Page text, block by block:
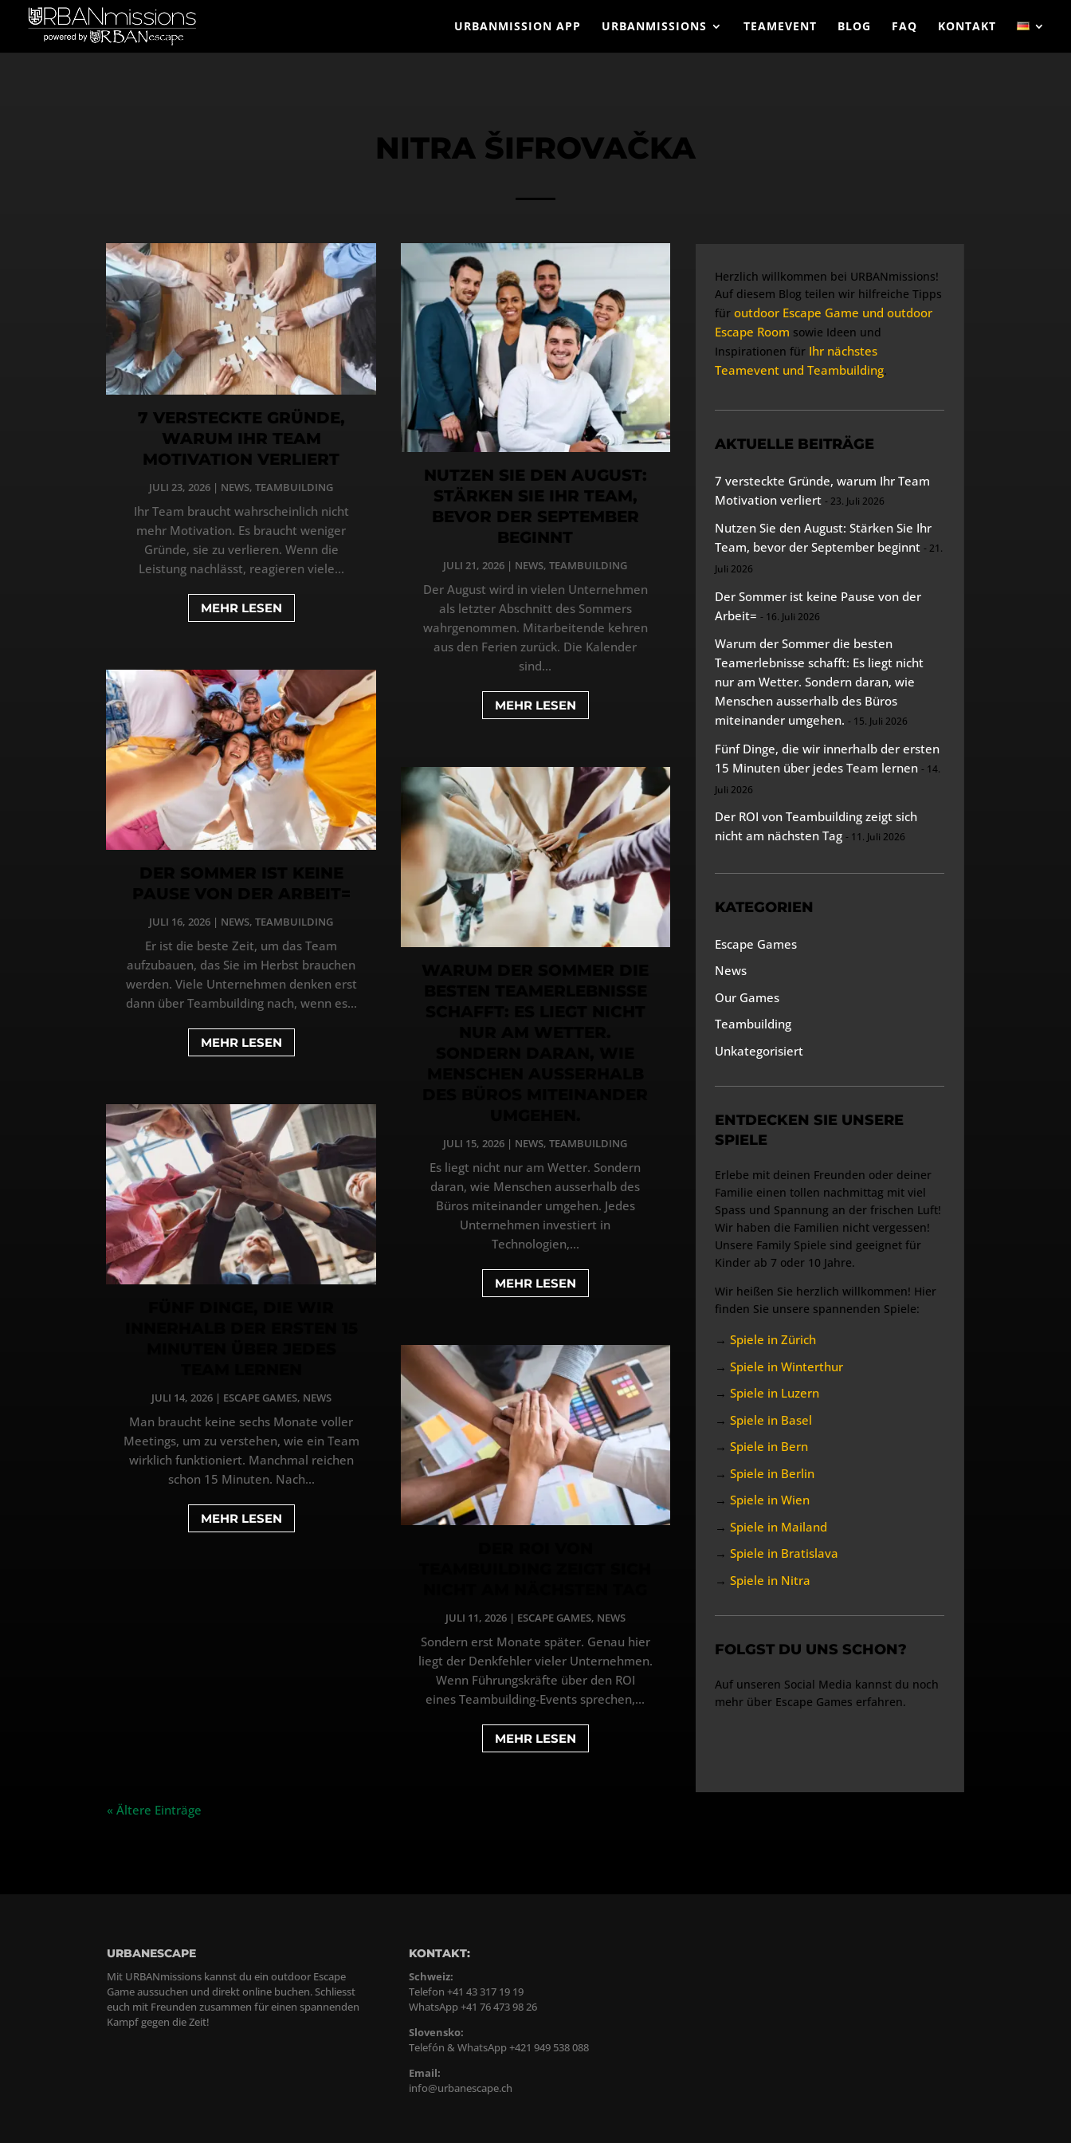
URBANMISSION APP URBANMISSIONS TEAMEVENT BLOG FAQ KONTAKT
NITRA ŠIFROVAČKA
7 VERSTECKTE GRÜNDE,
WARUM IHR TEAM
MOTIVATION VERLIERT
JULI 23, 2026 | NEWS,TEAMBUILDING
Ihr Team braucht wahrscheinlich nicht
mehr Motivation. Es braucht weniger
Gründe, sie zu verlieren. Wenn die
Leistung nachlässt, reagieren viele...
MEHR LESEN
JULI 16, 2026 | NEWS,TEAMBUILDING
Er ist die beste Zeit, um das Team
aufzubauen, das Sie im Herbst brauchen
werden. Viele Unternehmen denken erst
dann über Teambuilding nach, wenn es...
MEHR LESEN
JULI 14, 2026| ESCAPE GAMES, NEWS
Man braucht keine sechs Monate voller
Meetings, um zu verstehen, wie ein Team
wirklich funktioniert. Manchmal reichen
schon 15 Minuten. Nach...
MEHR LESEN
NUTZEN SIE DEN AUGUST:
STÄRKEN SIE IHR TEAM,
BEVOR DER SEPTEMBER
BEGINNT
JULI 21, 2026 | NEWS,TEAMBUILDING
Der August wird in vielen Unternehmen
als letzter Abschnitt des Sommers
wahrgenommen. Mitarbeitende kehren
aus den Ferien zurück. Die Kalender
sind...
MEHR LESEN
JULI 15, 2026 | NEWS,TEAMBUILDING
Es liegt nicht nur am Wetter. Sondern
daran, wie Menschen ausserhalb des
Büros miteinander umgehen. Jedes
Unternehmen investiert in
Technologien,...
MEHR LESEN
JULI 11, 2026| ESCAPE GAMES, NEWS
Sondern erst Monate später. Genau hier
liegt der Denkfehler vieler Unternehmen.
Wenn Führungskräfte über den ROI
eines Teambuilding-Events sprechen,...
MEHR LESEN
« Ältere Einträge
Herzlich willkommen bei URBANmissions!
Auf diesem Blog teilen wir hilfreiche Tipps
für outdoor Escape Game und outdoor
Escape Room sowie Ideen und
Inspirationen für Ihr nächstes
Teamevent und Teambuilding.
AKTUELLE BEITRÄGE
7 versteckte Gründe, warum Ihr Team
Motivation verliert
23. Juli 2026
Nutzen Sie den August: Stärken Sie Ihr
Team, bevor der September beginnt
21.
Juli 2026
Der Sommer ist keine Pause von der
Arbeit=
16. Juli 2026
Warum der Sommer die besten
Teamerlebnisse schafft: Es liegt nicht
nur am Wetter. Sondern daran, wie
Menschen ausserhalb des Büros
miteinander umgehen.
15. Juli 2026
Fünf Dinge, die wir innerhalb der ersten
15 Minuten über jedes Team lernen
14.
Juli 2026
Der ROI von Teambuilding zeigt sich
nicht am nächsten Tag
11. Juli 2026
KATEGORIEN
Escape Games
News
Our Games
Teambuilding
Unkategorisiert
ENTDECKEN SIE UNSERE
SPIELE
Erlebe mit deinen Freunden oder deiner
Familie einen tollen nachmittag mit viel
Spass und Spannung an der frischen Luft!
Wir haben die Familien nicht vergessen!
Unsere Family Spiele sind geeignet für
Kinder ab 7 oder 10 Jahre.
Wir heißen Sie herzlich willkommen! Hier
finden Sie unsere spannenden Spiele:
→ Spiele in Zürich
→ Spiele in Winterthur
→ Spiele in Luzern
→ Spiele in Basel
→ Spiele in Bern
→ Spiele in Berlin
→ Spiele in Wien
→ Spiele in Mailand
→ Spiele in Bratislava
→ Spiele in Nitra
FOLGST DU UNS SCHON?
Auf unseren Social Media kannst du noch
mehr über Escape Games erfahren.
URBANESCAPE
Mit URBANmissions kannst du ein outdoor Escape
Game aussuchen und direkt online buchen. Schliesst
euch mit Freunden zusammen für einen spannenden
Kampf gegen die Zeit!
KONTAKT:
Schweiz:
Telefon +41 43 317 19 19
WhatsApp +41 76 473 98 26
Slovensko:
Telefón & WhatsApp +421 949 538 088
Email:
info@urbanescape.ch